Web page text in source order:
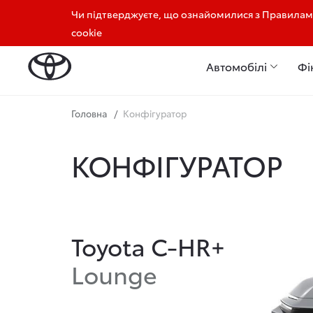
Чи підтверджуєте, що ознайомилися з
cookie
+380732420042 +380981820042
Автомобілі
Головна Конфігуратор
КОНФІГУРАТОР
Toyota C-HR+
Lounge